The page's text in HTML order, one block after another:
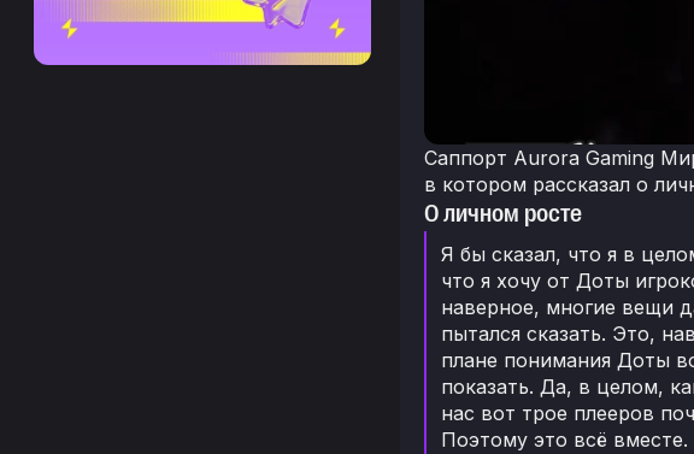
Саппорт Aurora Gaming
в котором рассказал о
О личном росте
Я бы сказал, что я в
что я хочу от Доты
наверное, многие вещи
пытался сказать. Это,
плане понимания Доты
показать. Да, в целом,
нас вот трое плееров
Поэтому это всё вместе.